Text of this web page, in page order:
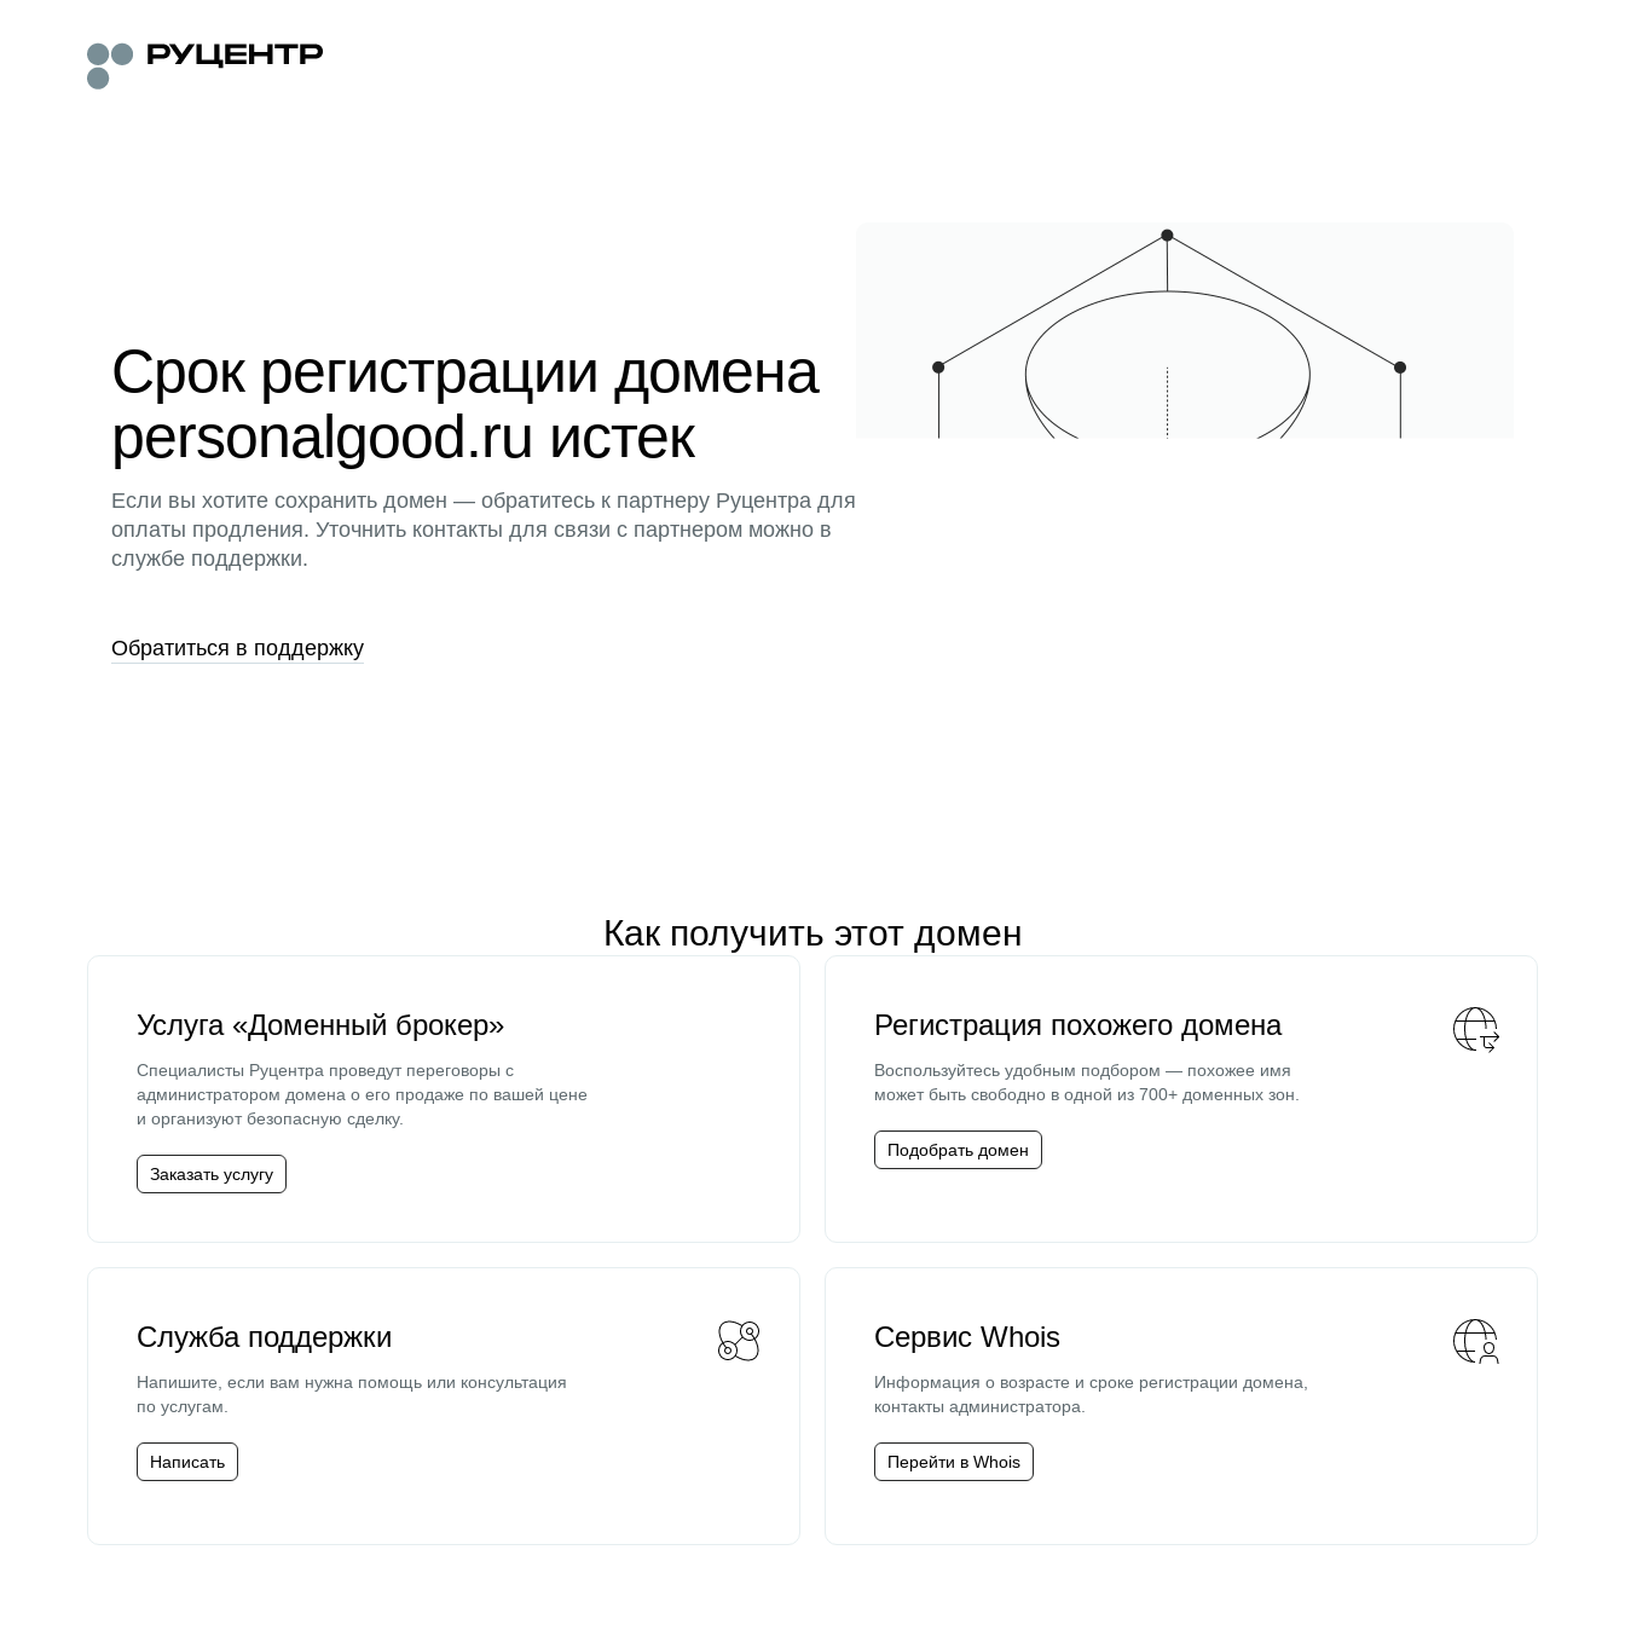
Срок регистрации домена
personalgood.ru истек
Если вы хотите сохранить домен — обратитесь к партнеру Руцентра для
оплаты продления. Уточнить контакты для связи с партнером можно в
службе поддержки.
Обратиться в поддержку
Как получить этот домен
Услуга «Доменный брокер»
Специалисты Руцентра проведут переговоры с
администратором домена о его продаже по вашей цене
и организуют безопасную сделку.
Заказать услугу
Регистрация похожего домена
Воспользуйтесь удобным подбором — похожее имя
может быть свободно в одной из 700+ доменных зон.
Подобрать домен
Служба поддержки
Напишите, если вам нужна помощь или консультация
по услугам.
Написать
Сервис Whois
Информация о возрасте и сроке регистрации домена,
контакты администратора.
Перейти в Whois